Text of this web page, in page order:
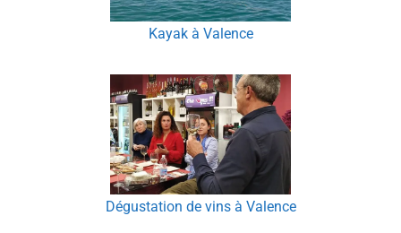
Kayak à Valence
Dégustation de vins à Valence